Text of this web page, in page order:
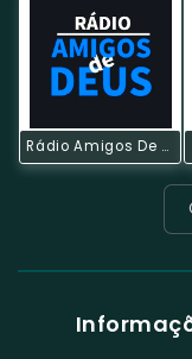
Rádio Amigos De Deus